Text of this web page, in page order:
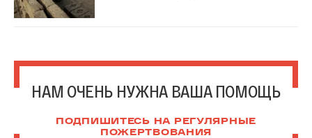
НАМ ОЧЕНЬ НУЖНА ВАША ПОМОЩЬ
ПОДПИШИТЕСЬ НА РЕГУЛЯРНЫЕ
ПОЖЕРТВОВАНИЯ